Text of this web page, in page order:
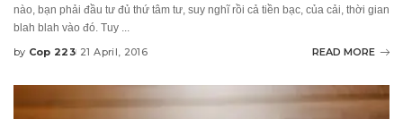
nào, bạn phải đầu tư đủ thứ tâm tư, suy nghĩ rồi cả tiền bạc, của cải, thời gian
blah blah vào đó. Tuy ...
Posted
by Cop 223 21 April, 2016 READ MORE